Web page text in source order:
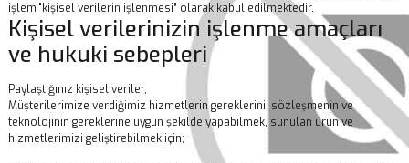
işlem "kişisel verilerin işlenmesi” olarak kabul edilmektedir.
Kişisel verilerinizin işlenme amaçları
ve hukuki sebepleri
Paylaştığınız kişisel veriler,
Müşterilerimize verdiğimiz hizmetlerin gereklerini, sözleşmenin ve
teknolojinin gereklerine uygun şekilde yapabilmek, sunulan ürün ve
hizmetlerimizi geliştirebilmek için;